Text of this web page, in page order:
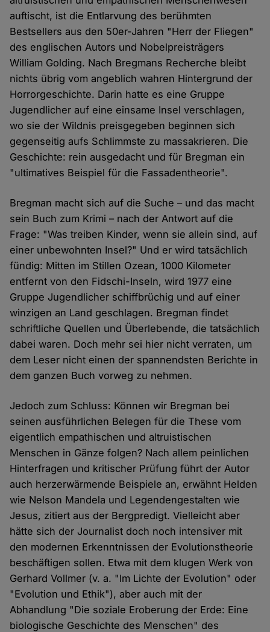
auftischt, ist die Entlarvung des berühmten
Bestsellers aus den 50er-Jahren "Herr der Fliegen"
des englischen Autors und Nobelpreisträgers
William Golding. Nach Bregmans Recherche bleibt
nichts übrig vom angeblich wahren Hintergrund der
Horrorgeschichte. Darin hatte es eine Gruppe
Jugendlicher auf eine einsame Insel verschlagen,
wo sie der Wildnis preisgegeben beginnen sich
gegenseitig aufs Schlimmste zu massakrieren. Die
Geschichte: rein ausgedacht und für Bregman ein
"ultimatives Beispiel für die Fassadentheorie".
Bregman macht sich auf die Suche – und das macht
sein Buch zum Krimi – nach der Antwort auf die
Frage: "Was treiben Kinder, wenn sie allein sind, auf
einer unbewohnten Insel?" Und er wird tatsächlich
fündig: Mitten im Stillen Ozean, 1000 Kilometer
entfernt von den Fidschi-Inseln, wird 1977 eine
Gruppe Jugendlicher schiffbrüchig und auf einer
winzigen an Land geschlagen. Bregman findet
schriftliche Quellen und Überlebende, die tatsächlich
dabei waren. Doch mehr sei hier nicht verraten, um
dem Leser nicht einen der spannendsten Berichte in
dem ganzen Buch vorweg zu nehmen.
Jedoch zum Schluss: Können wir Bregman bei
seinen ausführlichen Belegen für die These vom
eigentlich empathischen und altruistischen
Menschen in Gänze folgen? Nach allem peinlichen
Hinterfragen und kritischer Prüfung führt der Autor
auch herzerwärmende Beispiele an, erwähnt Helden
wie Nelson Mandela und Legendengestalten wie
Jesus, zitiert aus der Bergpredigt. Vielleicht aber
hätte sich der Journalist doch noch intensiver mit
den modernen Erkenntnissen der Evolutionstheorie
beschäftigen sollen. Etwa mit dem klugen Werk von
Gerhard Vollmer (v. a. "Im Lichte der Evolution" oder
"Evolution und Ethik"), aber auch mit der
Abhandlung "Die soziale Eroberung der Erde: Eine
biologische Geschichte des Menschen" des